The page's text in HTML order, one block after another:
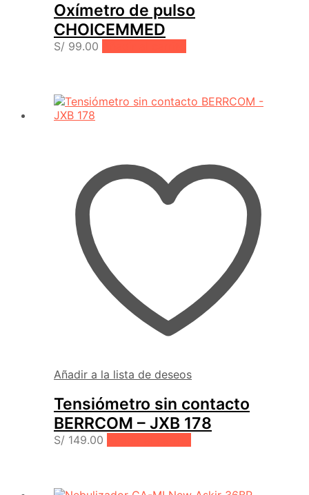
Oxímetro de pulso
CHOICEMMED
S/ 99.00
Añadir a la lista de deseos
Tensiómetro sin contacto
BERRCOM – JXB 178
S/ 149.00